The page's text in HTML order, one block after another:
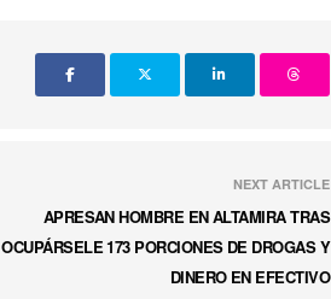
NEXT ARTICLE
APRESAN HOMBRE EN ALTAMIRA TRAS
OCUPÁRSELE 173 PORCIONES DE DROGAS Y
DINERO EN EFECTIVO